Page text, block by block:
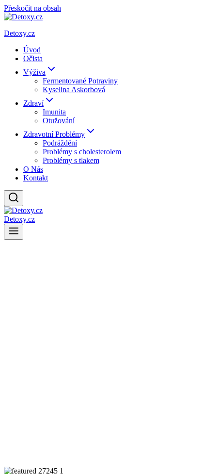
Přeskočit na obsah
Detoxy.cz
Úvod
Očista
Výživa
Fermentované Potraviny
Kyselina Askorbová
Zdraví
Imunita
Otužování
Zdravotní Problémy
Podráždění
Problémy s cholesterolem
Problémy s tlakem
O Nás
Kontakt
Detoxy.cz